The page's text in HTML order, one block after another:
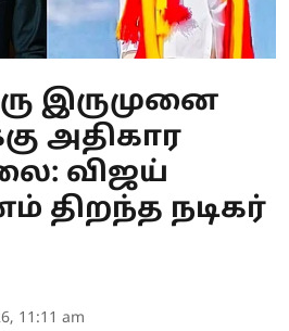
இருமுனை
அதிகார
விஜய்
திறந்த நடிகர்
11:11 am